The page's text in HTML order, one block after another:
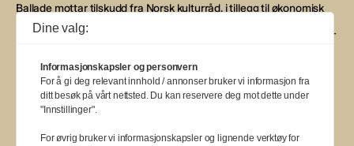
Ballade mottar tilskudd fra Norsk kulturråd, i tillegg til økonomisk
støtte fra eierne NOPA, Norsk komponistforening og
Musikkforleggerne. Ballade drives etter Redaktør- og Vær Varsom-
BALLADE — NORGES MUSIKKMAGASIN
Dine valg:
Informasjonskapsler og personvern
For å gi deg relevant innhold / annonser bruker vi informasjon fra
ditt besøk på vårt nettsted. Du kan reservere deg mot dette under
"Innstillinger".
For øvrig bruker vi informasjonskapsler og lignende verktøy for